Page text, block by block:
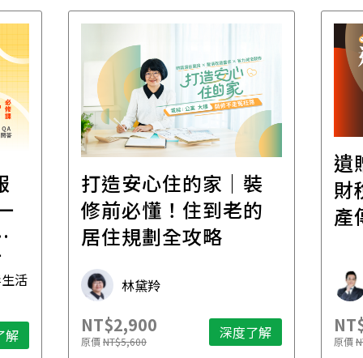
活
解
打造安心住的家｜裝
修前必懂！住到老的
居住規劃全攻略
林黛羚
NT$2,900
原價NT$5,600 深度了解
遺
財
產
原價